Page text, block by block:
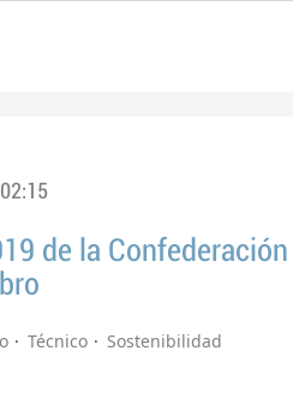
de la Confederación
Técnico
Sostenibilidad